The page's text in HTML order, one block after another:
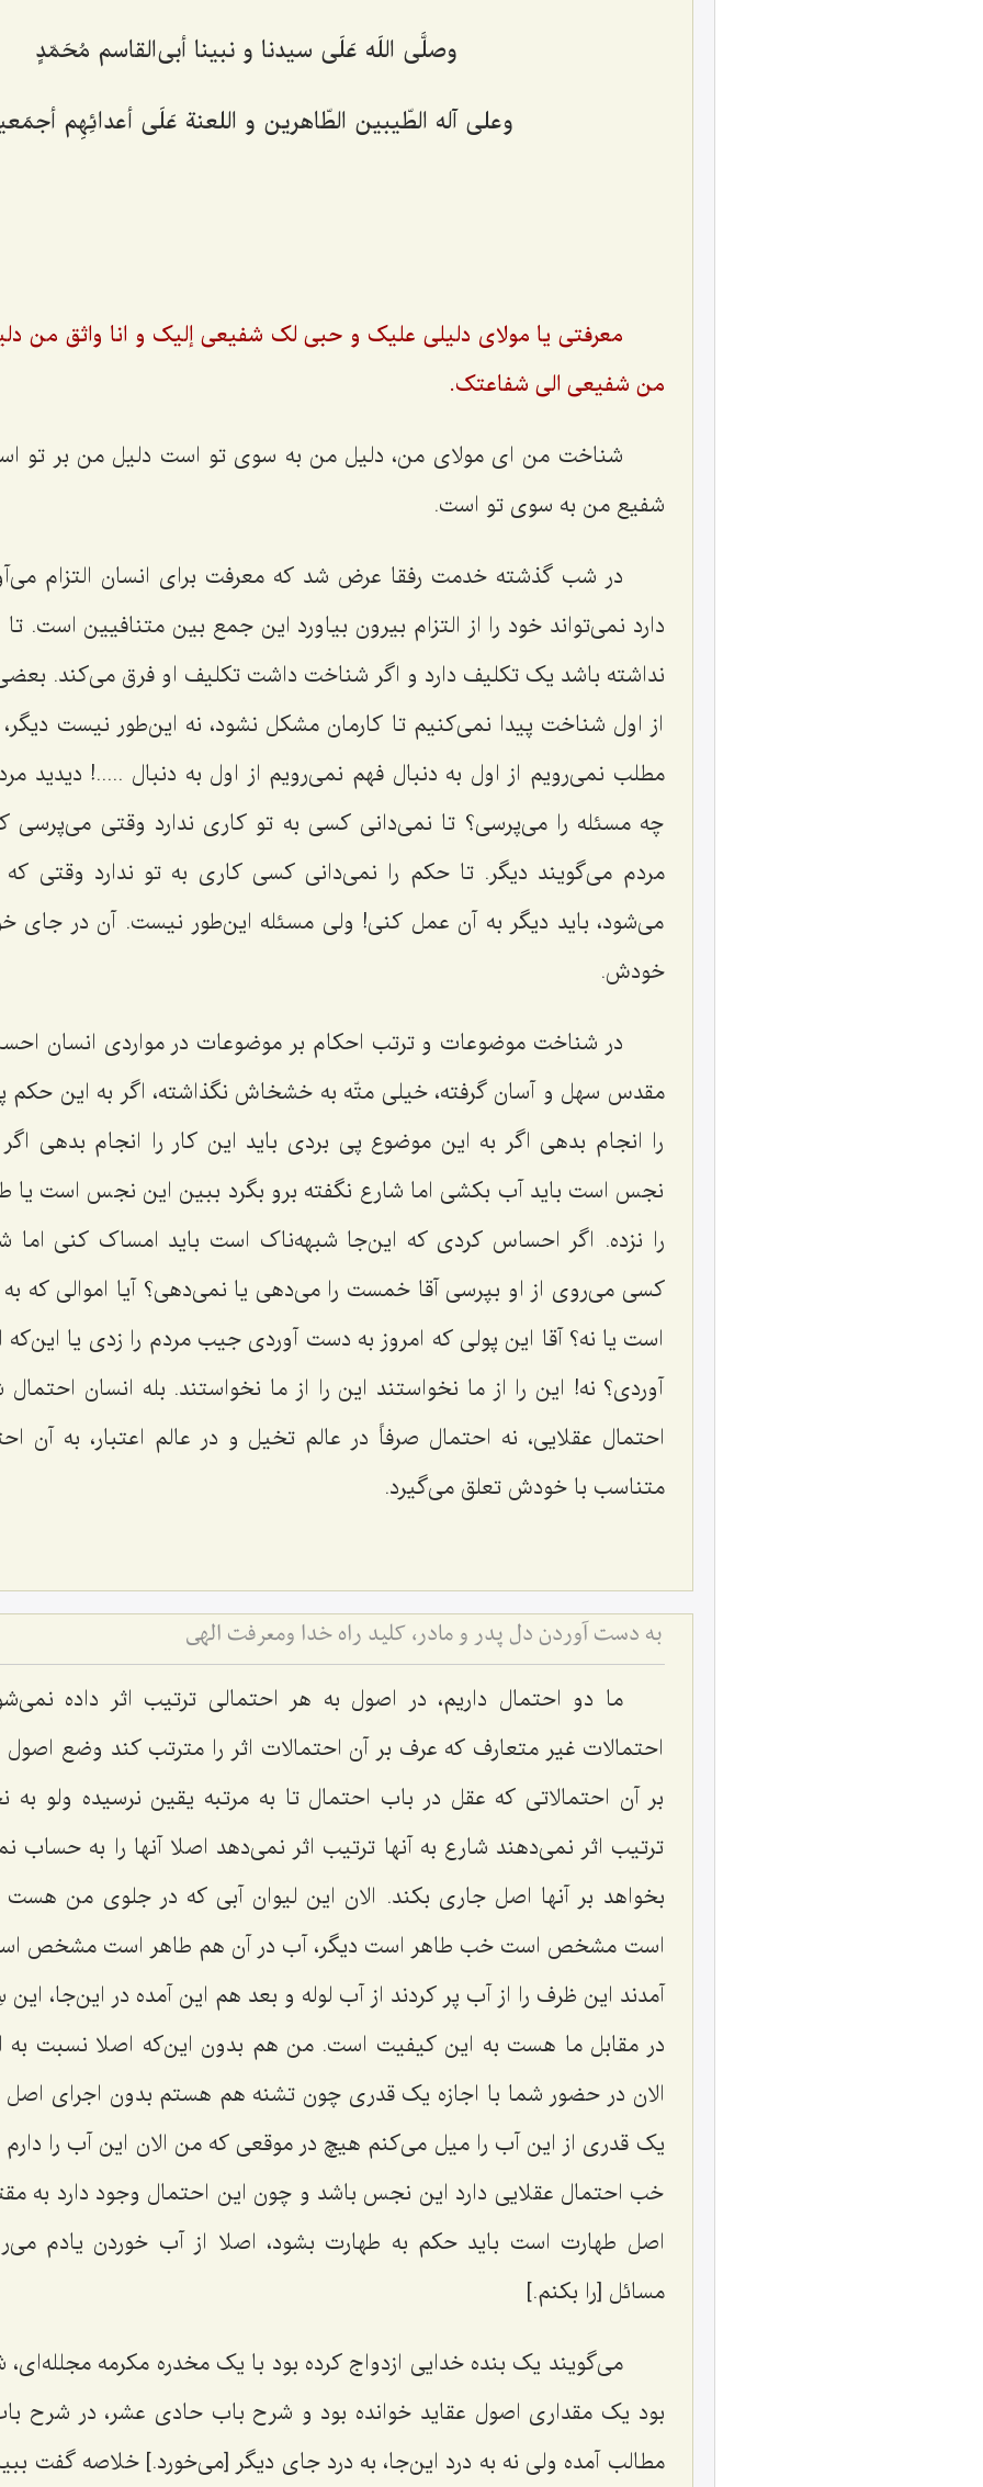
وصلَّى اللَه عَلَى سیدنا و نبینا أبى‌القاسم مُحَمّدٍ
وعلى آله الطّیبین الطّاهرین و اللعنة عَلَى أعدائِهِم
معرفتى یا مولاى دلیلى علیک و حبى لک شفیعى إلیک و انا واثق من
من شفیعى الى شفاعتک.
شناخت من ای مولای من، دلیل من به سوی تو است دلیل من بر تو
شفیع من به سوی تو است.
در شب گذشته خدمت رفقا عرض شد که معرفت برای انسان التزام
دارد نمی‌تواند خود را از التزام بیرون بیاورد این جمع بین متنافیین است.
نداشته باشد یک تکلیف دارد و اگر شناخت داشت تکلیف او فرق می‌کند.
از اول شناخت پیدا نمی‌کنیم تا کارمان مشکل نشود، نه این‌طور نیست
مطلب نمی‌رویم از اول به دنبال فهم نمی‌رویم از اول به دنبال .....! دیدید
چه مسئله را می‌پرسی؟ تا نمی‌دانی کسی به تو کاری ندارد وقتی
مردم می‌گویند دیگر. تا حکم را نمی‌دانی کسی کاری به تو ندارد وقتی
می‌شود، باید دیگر به آن عمل کنی! ولی مسئله این‌طور نیست. آن در
خودش.
در شناخت موضوعات و ترتب احکام بر موضوعات در مواردی انسان
مقدس سهل و آسان گرفته، خیلی متّه به خشخاش نگذاشته، اگر به این حکم
را انجام بدهی اگر به این موضوع پی بردی باید این کار را انجام بدهی
نجس است باید آب بکشی اما شارع نگفته برو بگرد ببین این نجس است
را نزده. اگر احساس کردی که این‌جا شبهه‌ناک است باید امساک کنی اما
کسی می‌روی از او بپرسی آقا خمست را می‌دهی یا نمی‌دهی؟ آیا اموالی که
است یا نه؟ آقا این پولی که امروز به دست آوردی جیب مردم را زدی یا
آوردی؟ نه! این را از ما نخواستند این را از ما نخواستند. بله انسان
احتمال عقلایی، نه احتمال صرفاً در عالم تخیل و در عالم اعتبار، به آن
متناسب با خودش تعلق می‌گیرد.
به دست آوردن دل پدر و مادر، كلید راه خدا ومعرفت الهى
ما دو احتمال داریم، در اصول به هر احتمالی ترتیب اثر داده
احتمالات غیر متعارف که عرف بر آن احتمالات اثر را مترتب کند وضع
بر آن احتمالاتی که عقل در باب احتمال تا به مرتبه یقین نرسیده ولو به
ترتیب اثر نمی‌دهند شارع به آنها ترتیب اثر نمی‌دهد اصلا آنها را به حساب
بخواهد بر آنها اصل جاری بکند. الان این لیوان آبی که در جلوی من
است مشخص است خب طاهر است دیگر، آب در آن هم طاهر است مشخص است
آمدند این ظرف را از آب پر کردند از آب لوله و بعد هم این آمده در این‌جا،
در مقابل ما هست به این کیفیت است. من هم بدون این‌که اصلا نسبت به
الان در حضور شما با اجازه یک قدری چون تشنه هم هستم بدون اجرای
یک قدری از این آب را میل می‌کنم هیچ در موقعی که من الان این آب را
خب احتمال عقلایی دارد این نجس باشد و چون این احتمال وجود دارد به
اصل طهارت است باید حکم به طهارت بشود، اصلا از آب خوردن یادم
مسائل [را بکنم.]
می‌گویند یک بنده خدایی ازدواج کرده بود با یک مخدره مکرمه
بود یک مقداری اصول عقاید خوانده بود و شرح باب حادی عشر، در شرح
مطالب آمده ولی نه به درد این‌جا، به درد جای دیگر [می‌خورد.] خلاصه گفت